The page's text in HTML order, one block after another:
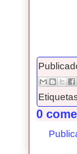
0